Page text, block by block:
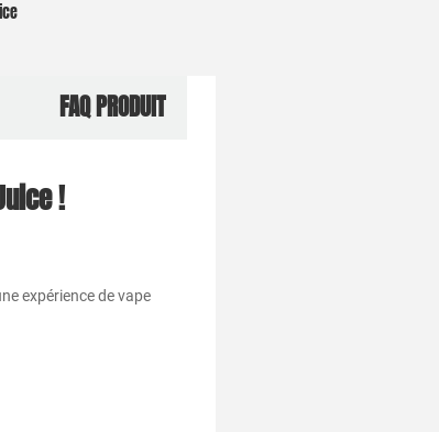
FAQ PRODUIT
!
expérience de vape